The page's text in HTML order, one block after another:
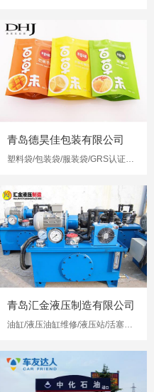
青岛德昊佳包装有限公司
塑料袋/包装袋/服装袋/GRS认证再生塑料袋
青岛汇金液压制造有限公司
油缸/液压油缸维修/液压站/活塞杆修复